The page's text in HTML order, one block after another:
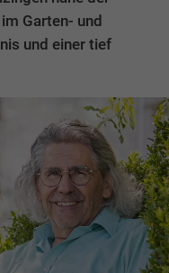
Garten- und
und einer tief